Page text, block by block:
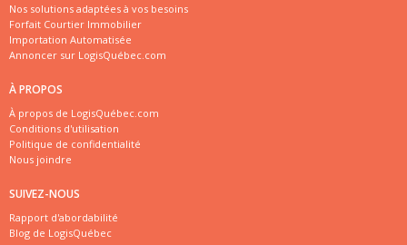
Nos solutions adaptées à vos besoins
Forfait Courtier Immobilier
Importation Automatisée
Annoncer sur LogisQuébec.com
À PROPOS
À propos de LogisQuébec.com
Conditions d'utilisation
Politique de confidentialité
Nous joindre
SUIVEZ-NOUS
Rapport d'abordabilité
Blog de LogisQuébec